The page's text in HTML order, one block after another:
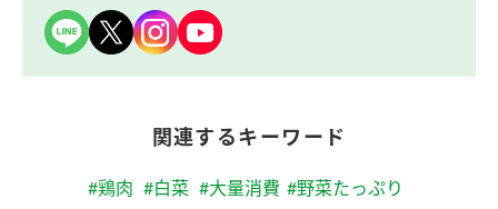
関連するキーワード
#鶏肉 #白菜 #大量消費 #野菜たっぷり